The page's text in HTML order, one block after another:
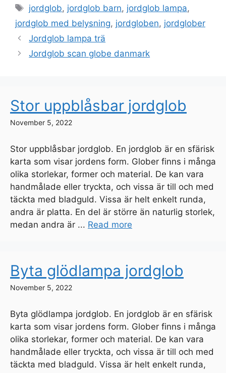
Tags
jordglob, jordglob barn, jordglob lampa,
jordglob med belysning, jordgloben, jordglober
Jordglob lampa trä
Jordglob scan globe danmark
Stor uppblåsbar jordglob
November 5, 2022
Stor uppblåsbar jordglob. En jordglob är en sfärisk
karta som visar jordens form. Glober finns i många
olika storlekar, former och material. De kan vara
handmålade eller tryckta, och vissa är till och med
täckta med bladguld. Vissa är helt enkelt runda,
andra är platta. En del är större än naturlig storlek,
medan andra är ... Read more
Byta glödlampa jordglob
November 5, 2022
Byta glödlampa jordglob. En jordglob är en sfärisk
karta som visar jordens form. Glober finns i många
olika storlekar, former och material. De kan vara
handmålade eller tryckta, och vissa är till och med
täckta med bladguld. Vissa är helt enkelt runda,